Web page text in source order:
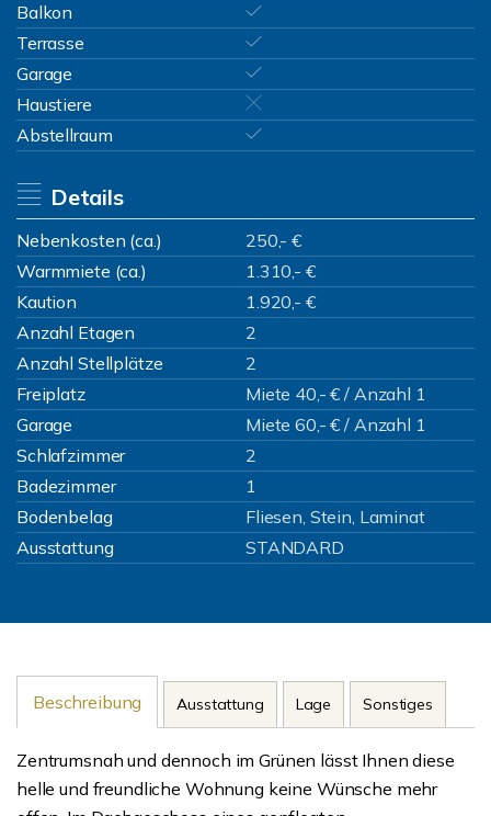
Balkon
Terrasse
Garage
Haustiere
Abstellraum
Details
Nebenkosten (ca.)
250,- €
Warmmiete (ca.)
1.310,- €
Kaution
1.920,- €
Anzahl Etagen
2
Anzahl Stellplätze
2
Freiplatz
Miete 40,- € / Anzahl 1
Garage
Miete 60,- € / Anzahl 1
Schlafzimmer
2
Badezimmer
1
Bodenbelag
Fliesen, Stein, Laminat
Ausstattung
STANDARD
Beschreibung Ausstattung Lage Sonstiges
Zentrumsnah und dennoch im Grünen lässt Ihnen diese
helle und freundliche Wohnung keine Wünsche mehr